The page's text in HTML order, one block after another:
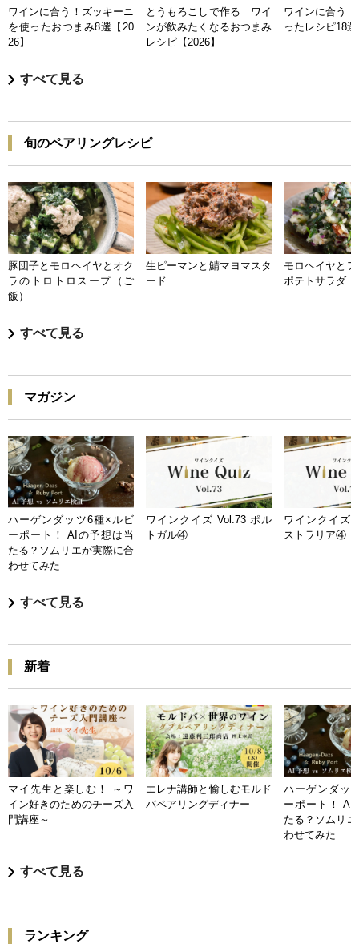
ワインに合う！ズッキーニ
を使ったおつまみ8選【20
26】
とうもろこしで作る ワイ
ンが飲みたくなるおつまみ
レシピ【2026】
ワインに合う
ったレシピ18
すべて見る
旬のペアリングレシピ
豚団子とモロヘイヤとオク
ラのトロトロスープ（ご
飯）
生ピーマンと鯖マヨマスタ
ード
モロヘイヤと
ポテトサラダ
すべて見る
マガジン
ハーゲンダッツ6種×ルビ
ーポート！ AIの予想は当
たる？ソムリエが実際に合
わせてみた
ワインクイズ Vol.73 ポル
トガル④
ワインクイズ
ストラリア④
すべて見る
新着
マイ先生と楽しむ！ ～ワ
イン好きのためのチーズ入
門講座～
エレナ講師と愉しむモルド
バペアリングディナー
ハーゲンダッ
ーポート！ AI
たる？ソムリ
わせてみた
すべて見る
ランキング